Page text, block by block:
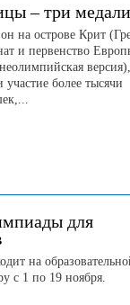
– три медали
на острове Крит
и первенство
более тысячи
для
на
с 1 по 19 ноября.